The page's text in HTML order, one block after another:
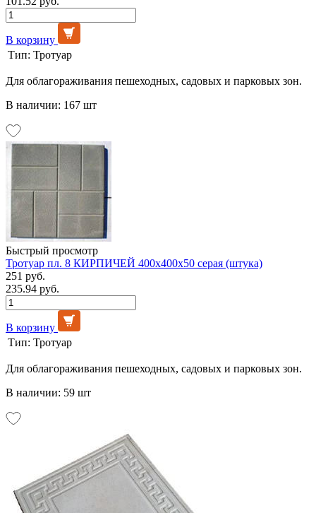
В корзину
Тип: Тротуар
Для облагораживания пешеходных, садовых и парковых зон.
В наличии: 167 шт
Быстрый просмотр
Тротуар пл. 8 КИРПИЧЕЙ 400х400х50 серая (штука)
251 руб.
235.94 руб.
В корзину
Тип: Тротуар
Для облагораживания пешеходных, садовых и парковых зон.
В наличии: 59 шт